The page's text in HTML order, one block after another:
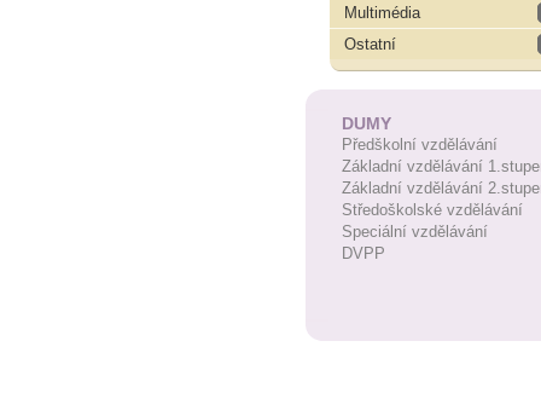
Multimédia
Ostatní
DUMY
Předškolní vzdělávání
Základní vzdělávání
Základní vzdělávání
Středoškolské vzdělávání
Speciální vzdělávání
DVPP